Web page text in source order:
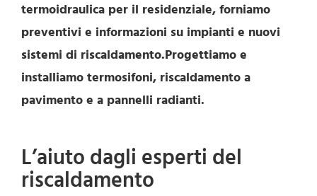
termoidraulica per il residenziale, forniamo
preventivi e informazioni su impianti e nuovi
sistemi di riscaldamento.Progettiamo e
installiamo termosifoni, riscaldamento a
pavimento e a pannelli radianti.
L’aiuto dagli esperti del
riscaldamento